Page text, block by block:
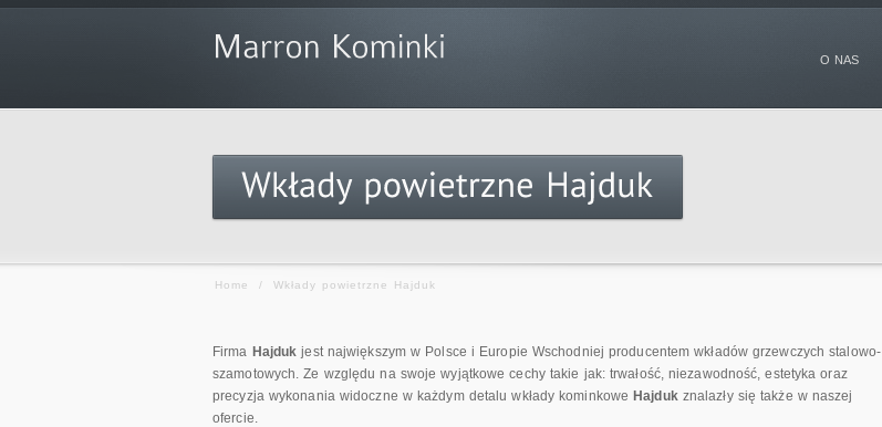
O NAS
Home / Wkłady powietrzne Hajduk
Firma Hajduk jest największym w Polsce i Europie Wschodniej producentem wkładów grzewczych stalowo-
szamotowych. Ze względu na swoje wyjątkowe cechy takie jak: trwałość, niezawodność, estetyka oraz
precyzja wykonania widoczne w każdym detalu wkłady kominkowe Hajdukznalazły się także w naszej
ofercie.